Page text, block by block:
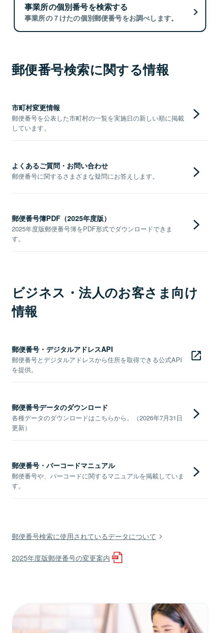
事業所の個別番号を検索する
事業所の７けたの個別郵便番号をお調べします。
郵便番号検索に関する情報
市町村変更情報
郵便番号を公表した市町村の一覧を実施日の新しい順に掲載
しています。
よくあるご質問・お問い合わせ
郵便番号に関するさまざまな疑問にお答えします。
郵便番号簿PDF（2025年度版）
2025年度版郵便番号簿をPDF形式でダウンロードできま
す。
ビジネス・法人のお客さま向け
情報
郵便番号・デジタルアドレスAPI
郵便番号とデジタルアドレスから住所を取得できる公式API
を提供。
郵便番号データのダウンロード
各種データのダウンロードはこちらから。（2026年7月31日
更新）
郵便番号・バーコードマニュアル
郵便番号や、バーコードに関するマニュアルを掲載していま
す。
郵便番号検索に使用されているデータについて
2025年度版郵便番号の変更案内